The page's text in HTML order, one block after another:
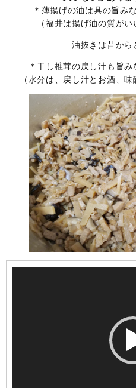
＊薄揚げの油は具の旨み
（福井は揚げ油の質が
油抜きは昔からどの
＊干し椎茸の戻し汁も旨
（水分は、戻し汁とお酒、